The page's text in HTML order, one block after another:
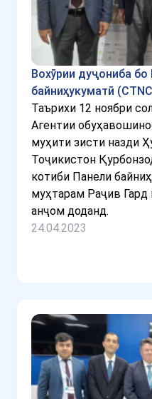
Вохӯрии дуҷониба
байниҳукуматӣ
Таърихи 12 ноябри
Агентии
муҳити зисти назди
Тоҷикистон
котиби Панели
муҳтарам Раҷив Гард
анҷом доданд.
24.04.2023